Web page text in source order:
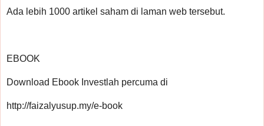
Ada lebih 1000 artikel saham di laman web tersebut.
EBOOK
Download Ebook Investlah percuma di
http://faizalyusup.my/e-book